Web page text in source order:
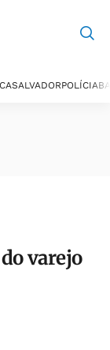
SALVADORPOLÍCIA
varejo